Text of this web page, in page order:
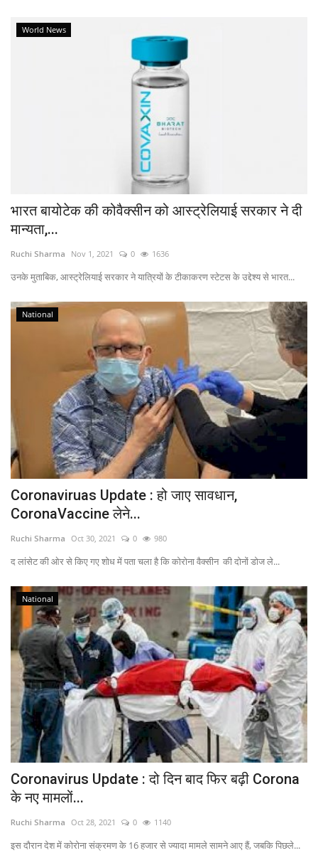
World News
भारत बायोटेक की कोवैक्सीन को आस्ट्रेलियाई सरकार ने दी
मान्यता,...
Ruchi Sharma Nov 1, 2021 0 1636
उनके मुताबिक, आस्ट्रेलियाई सरकार ने यात्रियों के टीकाकरण स्टेटस के उद्देश्य से भारत...
National
Coronaviruas Update : हो जाए सावधान,
CoronaVaccine लेने...
Ruchi Sharma Oct 30, 2021 0 980
द लांसेट की ओर से किए गए शोध में पता चला है कि कोरोना वैक्‍सीन की दोनों डोज ले...
National
Coronavirus Update : दो दिन बाद फिर बढ़ी Corona
के नए मामलों...
Ruchi Sharma Oct 28, 2021 0 1140
इस दौरान देश में कोरोना संक्रमण के 16 हजार से ज्यादा मामले सामने आए हैं, जबकि पिछले...